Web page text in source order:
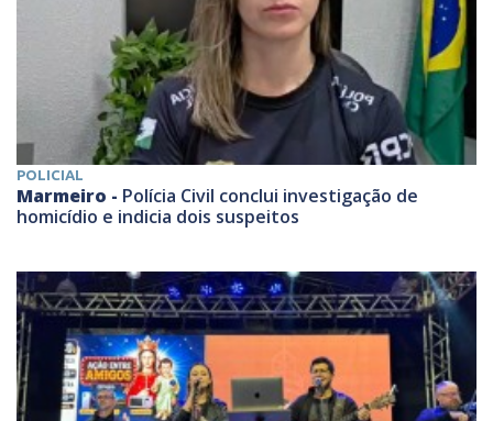
POLICIAL
Marmeiro - Polícia Civil conclui investigação de
homicídio e indicia dois suspeitos